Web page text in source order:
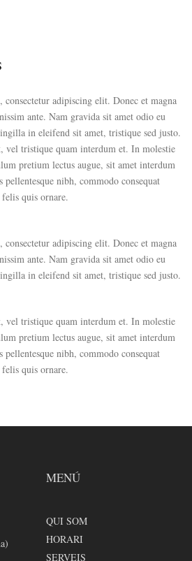
adipiscing elit. Donec et magna
ante. Nam gravida sit amet odio eu
in eleifend sit amet, tristique sed justo.
vel tristique quam interdum et. In molestie
pretium lectus augue, sit amet interdum
nibh, commodo consequat
quis ornare.
adipiscing elit. Donec et magna
ante. Nam gravida sit amet odio eu
in eleifend sit amet, tristique sed justo.
vel tristique quam interdum et. In molestie
pretium lectus augue, sit amet interdum
nibh, commodo consequat
quis ornare.
MENÚ
QUI SOM
HORARI
SERVEIS